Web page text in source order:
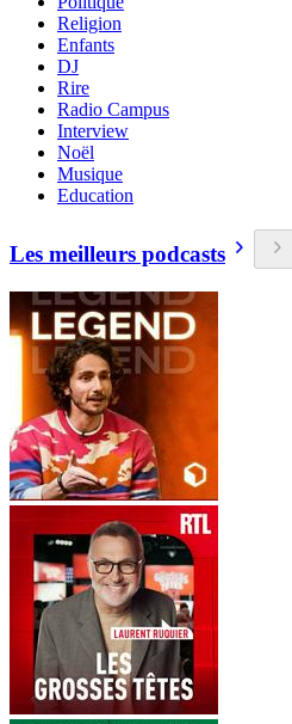
Religion
Enfants
DJ
Rire
Radio Campus
Interview
Noël
Musique
Education
Les meilleurs podcasts